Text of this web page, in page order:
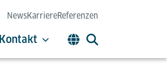
NewsKarriereReferenzen
Kontakt